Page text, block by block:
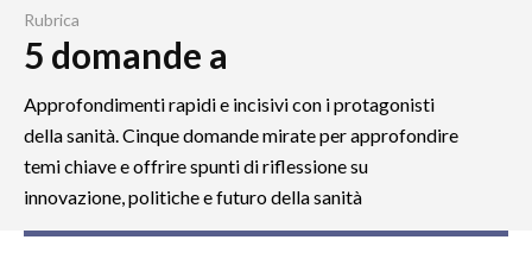
Rubrica
5 domande a
Approfondimenti rapidi e incisivi con i protagonisti
della sanità. Cinque domande mirate per approfondire
temi chiave e offrire spunti di riflessione su
innovazione, politiche e futuro della sanità